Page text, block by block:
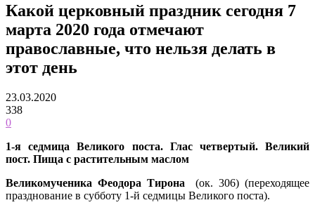
Какой церковный праздник сегодня 7
марта 2020 года отмечают
православные, что нельзя делать в
этот день
23.03.2020
338
0
1-я седмица Великого поста. Глас четвертый. Великий
пост. Пища с растительным маслом
Великомученика Феодора Тирона (ок. 306) (переходящее
празднование в субботу 1-й седмицы Великого поста).